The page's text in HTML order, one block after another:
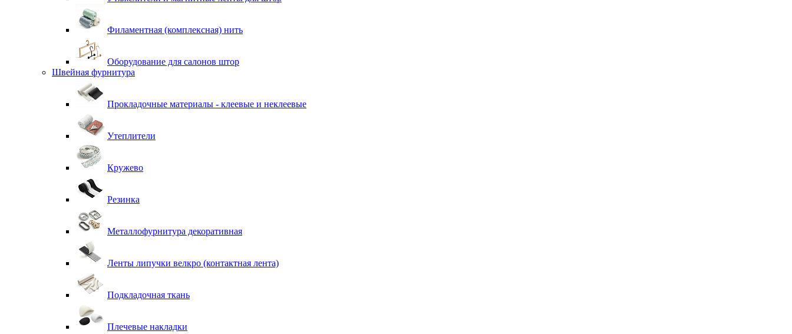
Филаментная (комплексная) нить
Оборудование для салонов штор
Швейная фурнитура
Прокладочные материалы - клеевые и неклеевые
Утеплители
Кружево
Резинка
Металлофурнитура декоративная
Ленты липучки велкро (контактная лента)
Подкладочная ткань
Плечевые накладки